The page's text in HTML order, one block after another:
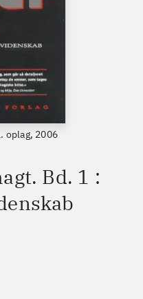
oplag, 2006
Bd. 1 :